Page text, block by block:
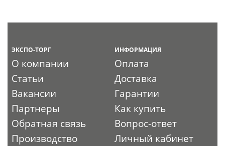
ЭКСПО-ТОРГ
О компании
Статьи
Вакансии
Партнеры
Обратная связь
Производство
ИНФОРМАЦИЯ
Оплата
Доставка
Гарантии
Как купить
Вопрос-ответ
Личный кабинет